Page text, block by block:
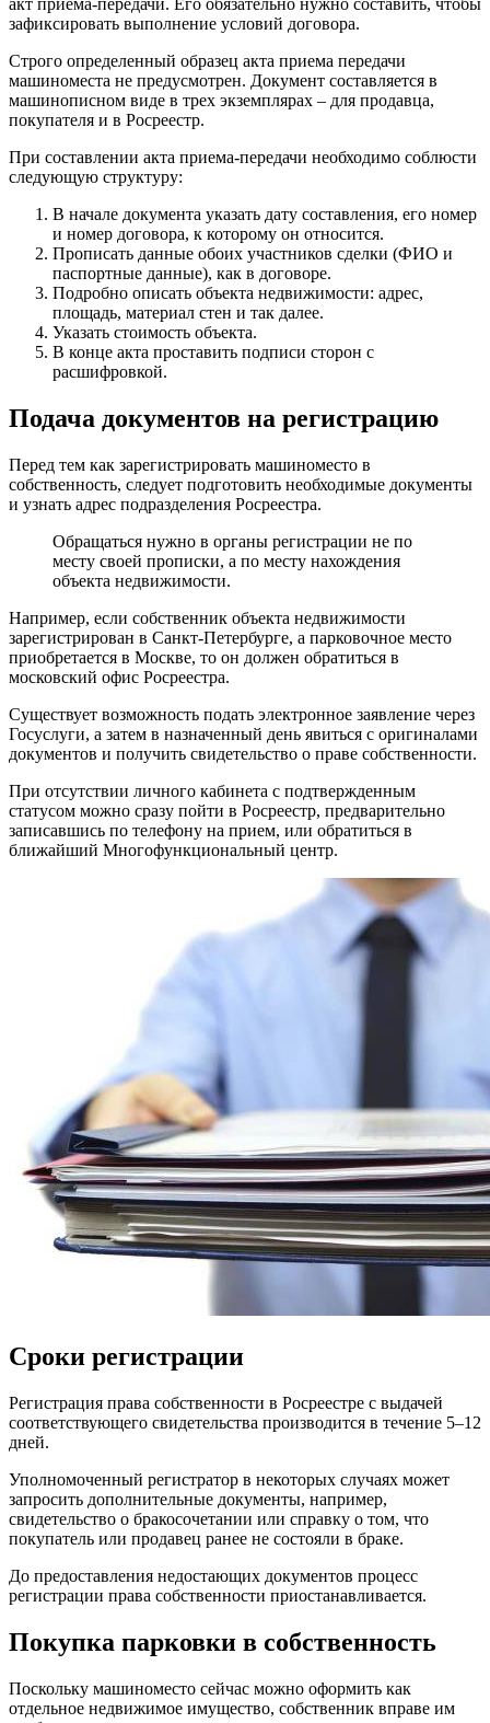
акт приема-передачи. Его обязательно нужно составить, чтобы
зафиксировать выполнение условий договора.
Строго определенный образец акта приема передачи
машиноместа не предусмотрен. Документ составляется в
машинописном виде в трех экземплярах – для продавца,
покупателя и в Росреестр.
При составлении акта приема-передачи необходимо соблюсти
следующую структуру:
В начале документа указать дату составления, его номер
и номер договора, к которому он относится.
Прописать данные обоих участников сделки (ФИО и
паспортные данные), как в договоре.
Подробно описать объекта недвижимости: адрес,
площадь, материал стен и так далее.
Указать стоимость объекта.
В конце акта проставить подписи сторон с
расшифровкой.
Подача документов на регистрацию
Перед тем как зарегистрировать машиноместо в
собственность, следует подготовить необходимые документы
и узнать адрес подразделения Росреестра.
Обращаться нужно в органы регистрации не по
месту своей прописки, а по месту нахождения
объекта недвижимости.
Например, если собственник объекта недвижимости
зарегистрирован в Санкт-Петербурге, а парковочное место
приобретается в Москве, то он должен обратиться в
московский офис Росреестра.
Существует возможность подать электронное заявление через
Госуслуги, а затем в назначенный день явиться с оригиналами
документов и получить свидетельство о праве собственности.
При отсутствии личного кабинета с подтвержденным
статусом можно сразу пойти в Росреестр, предварительно
записавшись по телефону на прием, или обратиться в
ближайший Многофункциональный центр.
Сроки регистрации
Регистрация права собственности в Росреестре с выдачей
соответствующего свидетельства производится в течение 5–12
дней.
Уполномоченный регистратор в некоторых случаях может
запросить дополнительные документы, например,
свидетельство о бракосочетании или справку о том, что
покупатель или продавец ранее не состояли в браке.
До предоставления недостающих документов процесс
регистрации права собственности приостанавливается.
Покупка парковки в собственность
Поскольку машиноместо сейчас можно оформить как
отдельное недвижимое имущество, собственник вправе им